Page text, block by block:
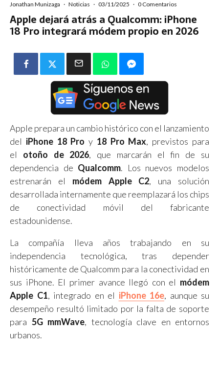
Jonathan Munizaga · Noticias · 03/11/2025 · 0 Comentarios
Apple dejará atrás a Qualcomm: iPhone
18 Pro integrará módem propio en 2026
Apple prepara un cambio histórico con el lanzamiento
del iPhone 18 Pro y 18 Pro Max, previstos para
el otoño de 2026, que marcarán el fin de su
dependencia de Qualcomm. Los nuevos modelos
estrenarán el módem Apple C2, una solución
desarrollada internamente que reemplazará los chips
de conectividad móvil del fabricante
estadounidense.
La compañía lleva años trabajando en su
independencia tecnológica, tras depender
históricamente de Qualcomm para la conectividad en
sus iPhone. El primer avance llegó con el módem
Apple C1, integrado en el iPhone 16e, aunque su
desempeño resultó limitado por la falta de soporte
para 5G mmWave, tecnología clave en entornos
urbanos.